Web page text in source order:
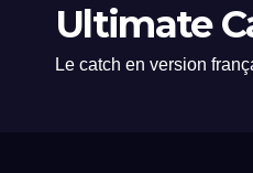
Ultimate
Le catch en version